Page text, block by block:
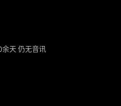
余天 仍无音讯